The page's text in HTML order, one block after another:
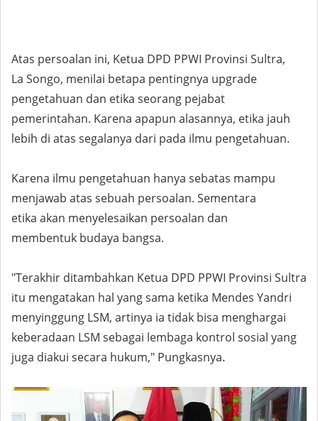
Atas persoalan ini, Ketua DPD PPWI Provinsi Sultra,
La Songo, menilai betapa pentingnya upgrade
pengetahuan dan etika seorang pejabat
pemerintahan. Karena apapun alasannya, etika jauh
lebih di atas segalanya dari pada ilmu pengetahuan.
Karena ilmu pengetahuan hanya sebatas mampu
menjawab atas sebuah persoalan. Sementara
etika akan menyelesaikan persoalan dan
membentuk budaya bangsa.
"Terakhir ditambahkan Ketua DPD PPWI Provinsi Sultra
itu mengatakan hal yang sama ketika Mendes Yandri
menyinggung LSM, artinya ia tidak bisa menghargai
keberadaan LSM sebagai lembaga kontrol sosial yang
juga diakui secara hukum," Pungkasnya.